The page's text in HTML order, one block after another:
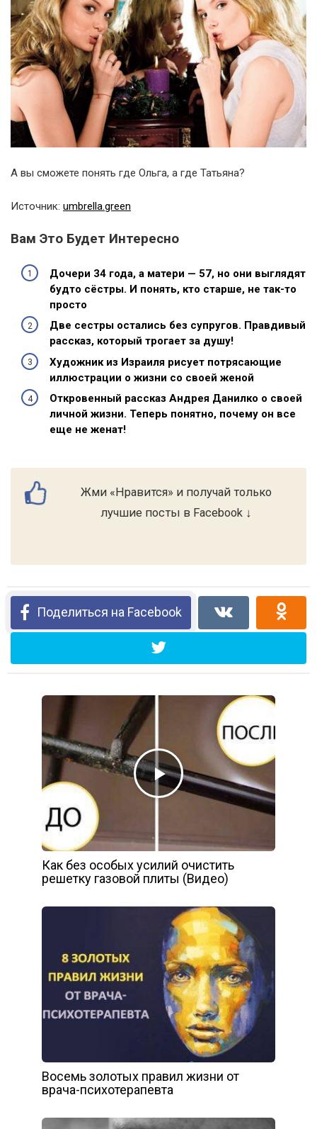
А вы сможете понять где Ольга, а где Татьяна?
Источник: umbrella.green
Вам Это Будет Интересно
Дочери 34 года, а матери — 57, но они выглядят
будто сёстры. И понять, кто старше, не так-то
просто
Две сестры остались без супругов. Правдивый
рассказ, который трогает за душу!
Художник из Израиля рисует потрясающие
иллюстрации о жизни со своей женой
Откровенный рассказ Андрея Данилко о своей
личной жизни. Теперь понятно, почему он все
еще не женат!
Жми «Нравится» и получай только
лучшие посты в Facebook ↓
Поделиться на Facebook
Как без особых усилий очистить
решетку газовой плиты (Видео)
Восемь золотых правил жизни от
врача-психотерапевта